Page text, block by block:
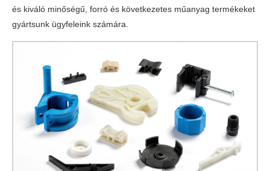
és kiváló minőségű, forró és következetes műanyag termékeket
gyártsunk ügyfeleink számára.